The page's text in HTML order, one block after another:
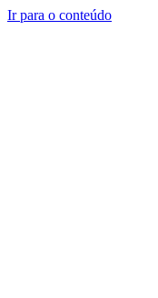
Ir para o conteúdo